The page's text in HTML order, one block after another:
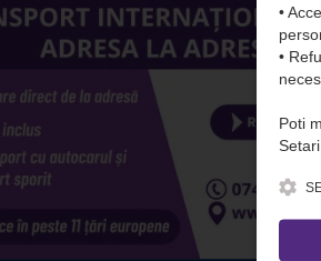
•
•
Poti
Setari.